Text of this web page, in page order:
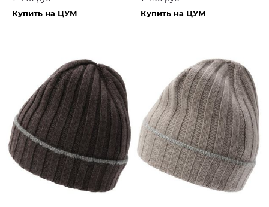
Купить на ЦУМ
Купить на ЦУМ